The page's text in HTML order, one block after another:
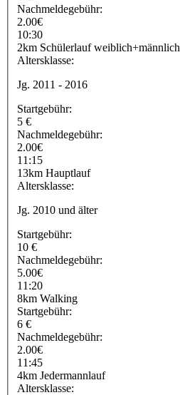
Nachmeldegebühr:
2.00€
10:30
2km Schülerlauf weiblich+männlich
Altersklasse:
Jg. 2011 - 2016
Startgebühr:
5 €
Nachmeldegebühr:
2.00€
11:15
13km Hauptlauf
Altersklasse:
Jg. 2010 und älter
Startgebühr:
10 €
Nachmeldegebühr:
5.00€
11:20
8km Walking
Startgebühr:
6 €
Nachmeldegebühr:
2.00€
11:45
4km Jedermannlauf
Altersklasse: